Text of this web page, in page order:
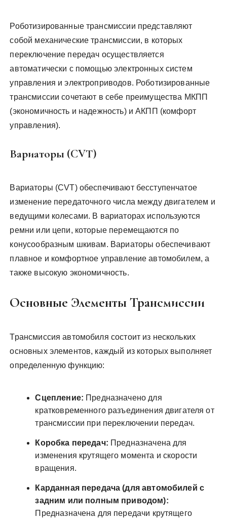
Роботизированные трансмиссии представляют
собой механические трансмиссии, в которых
переключение передач осуществляется
автоматически с помощью электронных систем
управления и электроприводов. Роботизированные
трансмиссии сочетают в себе преимущества МКПП
(экономичность и надежность) и АКПП (комфорт
управления).
Вариаторы (CVT)
Вариаторы (CVT) обеспечивают бесступенчатое
изменение передаточного числа между двигателем и
ведущими колесами. В вариаторах используются
ремни или цепи, которые перемещаются по
конусообразным шкивам. Вариаторы обеспечивают
плавное и комфортное управление автомобилем, а
также высокую экономичность.
Основные Элементы Трансмиссии
Трансмиссия автомобиля состоит из нескольких
основных элементов, каждый из которых выполняет
определенную функцию:
Сцепление: Предназначено для
кратковременного разъединения двигателя от
трансмиссии при переключении передач.
Коробка передач: Предназначена для
изменения крутящего момента и скорости
вращения.
Карданная передача (для автомобилей с
задним или полным приводом):
Предназначена для передачи крутящего